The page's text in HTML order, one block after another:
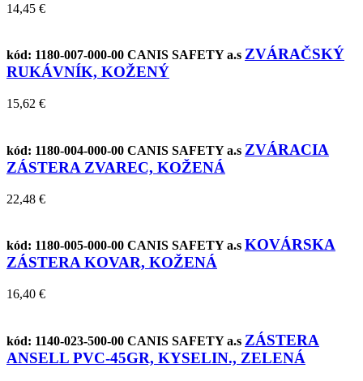
14,45 €
kód: 1180-007-000-00 CANIS SAFETY a.s ZVÁRAČSKÝ
RUKÁVNÍK, KOŽENÝ
15,62 €
kód: 1180-004-000-00 CANIS SAFETY a.s ZVÁRACIA
ZÁSTERA ZVAREC, KOŽENÁ
22,48 €
kód: 1180-005-000-00 CANIS SAFETY a.s KOVÁRSKA
ZÁSTERA KOVAR, KOŽENÁ
16,40 €
kód: 1140-023-500-00 CANIS SAFETY a.s ZÁSTERA
ANSELL PVC-45GR, KYSELIN., ZELENÁ